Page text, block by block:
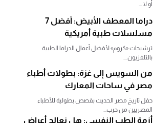
أو لا ...
دراما المعطف الأبيض: أفضل 7
مسلسلات طبية أمريكية
ترشيحات «كروم» لأفضل أعمال الدراما الطبية
بالتلفزيون....
من السويس إلى غزة: بطولات أطباء
مصر في ساحات المعارك
حفل تاريخ مصر الحديث بقصص بطولية للأطباء
المصريين من حرب...
أزمة الطب النفسي: هل نعالج أعراض